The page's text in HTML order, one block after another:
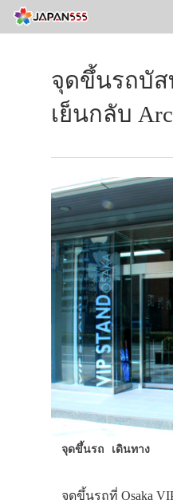
จุดขึ้นรถบัส
เย็นกลับ
จุดขึ้นรถ เดินทาง
จุดขึ้นรถที่ Osaka